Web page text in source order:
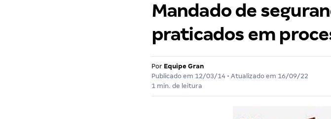
Mandado de
praticados em
Por Equipe Gran
Publicado em 12/03/14• Atualizado em 16/09/22
1 min. de leitura